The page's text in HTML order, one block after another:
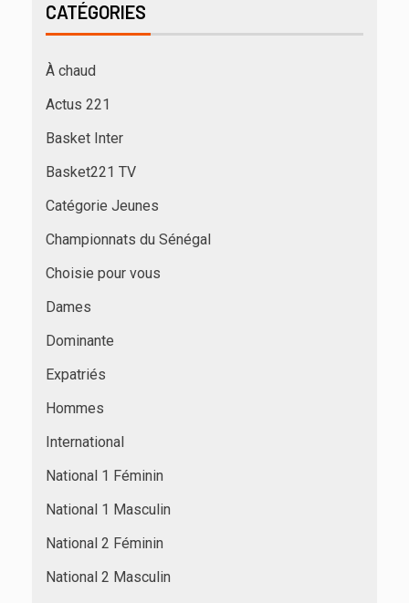
CATÉGORIES
À chaud
Actus 221
Basket Inter
Basket221 TV
Catégorie Jeunes
Championnats du Sénégal
Choisie pour vous
Dames
Dominante
Expatriés
Hommes
International
National 1 Féminin
National 1 Masculin
National 2 Féminin
National 2 Masculin